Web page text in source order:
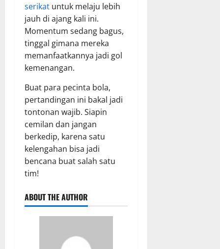
serikat untuk melaju lebih
jauh di ajang kali ini.
Momentum sedang bagus,
tinggal gimana mereka
memanfaatkannya jadi gol
kemenangan.
Buat para pecinta bola,
pertandingan ini bakal jadi
tontonan wajib. Siapin
cemilan dan jangan
berkedip, karena satu
kelengahan bisa jadi
bencana buat salah satu
tim!
ABOUT THE AUTHOR